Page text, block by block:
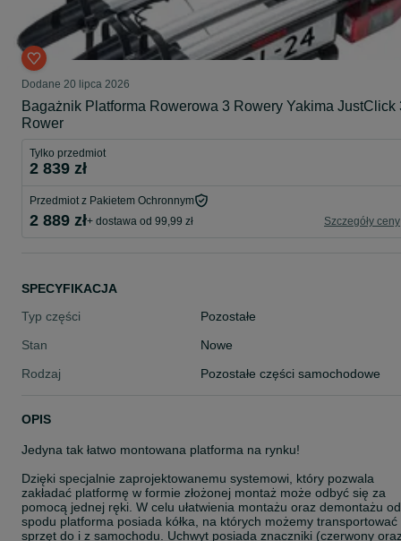
Dodane 20 lipca 2026
Bagażnik Platforma Rowerowa 3 Rowery Yakima JustClick
Rower
Tylko przedmiot
2 839 zł
Przedmiot z Pakietem Ochronnym
2 889 zł+ dostawa od 99,99 zł Szczegóły ceny
SPECYFIKACJA
Typ części
Pozostałe
Stan
Nowe
Rodzaj
Pozostałe części samochodowe
OPIS
Jedyna tak łatwo montowana platforma na rynku!
Dzięki specjalnie zaprojektowanemu systemowi, który pozwala
zakładać platformę w formie złożonej montaż może odbyć się za
pomocą jednej ręki. W celu ułatwienia montażu oraz demontażu od
spodu platforma posiada kółka, na których możemy transportować
sprzęt do i z samochodu. Uchwyt posiada znaczniki (czerwony